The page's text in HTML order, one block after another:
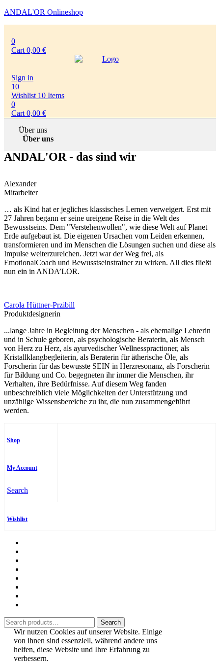
ANDAL'OR Onlineshop
Menu
0
Cart 0,00 €
Sign in
10
Wishlist 10 Items
0
Cart 0,00 €
Über uns
Über uns
ANDAL'OR - das sind wir
Alexander
Mitarbeiter
… als Kind hat er jegliches klassisches Lernen verweigert. Erst mit
27 Jahren begann er seine ureigene Reise in die Welt des
Bewusstseins. Dem "Verstehenwollen", wie diese Welt auf Planet
Erde aufgebaut ist. Die eigenen Ursachen vom Leiden erkennen,
transformieren und im Menschen die Lösungen suchen und diese als
Impulse weiterzureichen. Jetzt war der Weg frei, als
EmotionalCoach und Bewusstseinstrainer zu wirken. All dies fließt
nun ein in ANDA’LOR.
Carola Hüttner-Przibill
Produktdesignerin
...lange Jahre in Begleitung der Menschen - als ehemalige Lehrerin
und in Schule geboren, als psychologische Beraterin, als Mensch
von Herz zu Herz, als ayurvedischer Wellnesspractioner, als
Kristallklangbegleiterin, als Beraterin für ätherische Öle, als
Forscherin für das bewusste SEIN in Herzresonanz, als Forscherin
für Bildung und Co. begegneten ihr immer die Menschen, ihr
Verhalten, ihre Bedürfnisse. Auf diesem Weg fanden
unbeschreiblich viele Möglichkeiten der Unterstützung und
unzählige Wissensbereiche zu ihr, die nun zusammengeführt
werden.
Shop
My Account
Search
Wishlist
Search
for:
Search
Wir nutzen Cookies auf unserer Website. Einige
von ihnen sind essenziell, während andere uns
helfen, diese Website und Ihre Erfahrung zu
verbessern.